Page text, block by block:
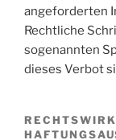
angeforderten
Rechtliche
sogenannten
dieses Verbot